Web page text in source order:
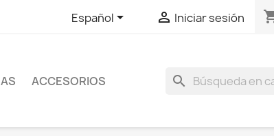
Español  Iniciar sesión
ACCESORIOS search